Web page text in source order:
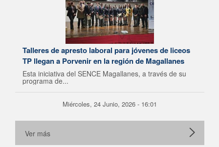
Talleres de apresto laboral para jóvenes de liceos
TP llegan a Porvenir en la región de Magallanes
Esta iniciativa del SENCE Magallanes, a través de su
programa de...
Miércoles, 24 Junio, 2026 - 16:01
Ver más